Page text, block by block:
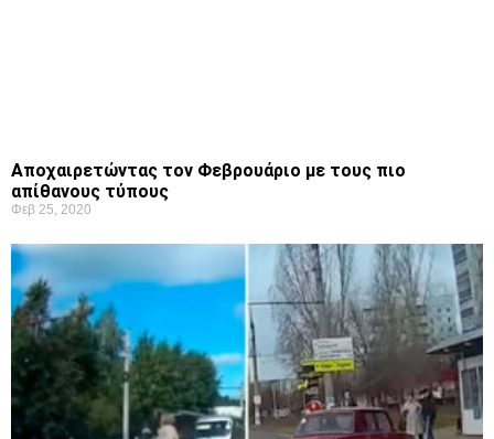
Αποχαιρετώντας τον Φεβρουάριο με τους πιο
απίθανους τύπους
Φεβ 25, 2020